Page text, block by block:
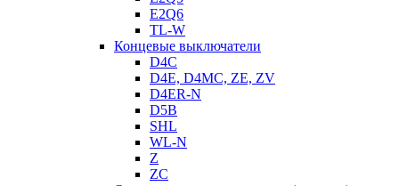
E2Q6
TL-W
Концевые выключатели
D4C
D4E, D4MC, ZE, ZV
D4ER-N
D5B
SHL
WL-N
Z
ZC